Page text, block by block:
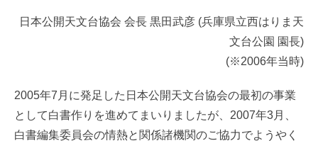
日本公開天文台協会 会長 黒田武彦 (兵庫県立西はりま天
文台公園 園長)
(※2006年当時)
2005年7月に発足した日本公開天文台協会の最初の事業
として白書作りを進めてまいりましたが、2007年3月、
白書編集委員会の情熱と関係諸機関のご協力でようやく